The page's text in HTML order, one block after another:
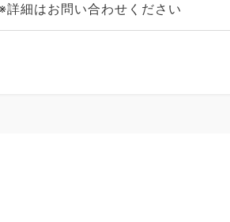
※詳細はお問い合わせください